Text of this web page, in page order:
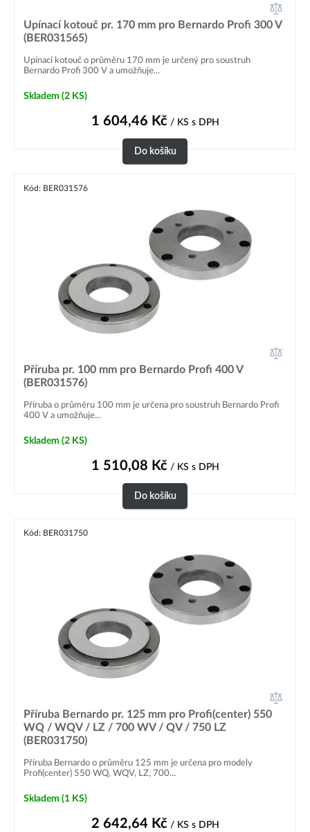
Upínací kotouč pr. 170 mm pro Bernardo Profi 300 V
(BER031565)
Upínací kotouč o průměru 170 mm je určený pro soustruh
Bernardo Profi 300 V a umožňuje...
Skladem (2 KS)
1 604,46 Kč/ KS s DPH
Do košíku
Kód: BER031576
Příruba pr. 100 mm pro Bernardo Profi 400 V
(BER031576)
Příruba o průměru 100 mm je určena pro soustruh Bernardo Profi
400 V a umožňuje...
Skladem (2 KS)
1 510,08 Kč/ KS s DPH
Do košíku
Kód: BER031750
Příruba Bernardo pr. 125 mm pro Profi(center) 550
WQ / WQV / LZ / 700 WV / QV / 750 LZ
(BER031750)
Příruba Bernardo o průměru 125 mm je určena pro modely
Profi(center) 550 WQ, WQV, LZ, 700...
Skladem (1 KS)
2 642,64 Kč/ KS s DPH